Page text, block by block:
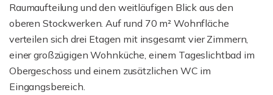
Raumaufteilung und den weitläufigen Blick aus den
oberen Stockwerken. Auf rund 70 m² Wohnfläche
verteilen sich drei Etagen mit insgesamt vier Zimmern,
einer großzügigen Wohnküche, einem Tageslichtbad im
Obergeschoss und einem zusätzlichen WC im
Eingangsbereich.